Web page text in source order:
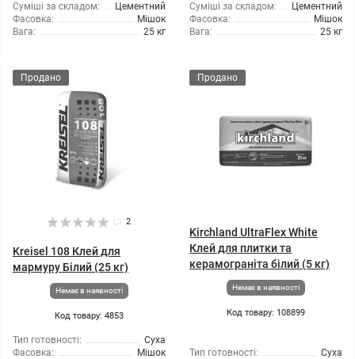
Суміші за складом:
Цементний
Фасовка:
Мішок
Вага:
25 кг
Суміші за складом:
Цементний
Фасовка:
Мішок
Вага:
25 кг
Продано
2
Kreisel 108 Клей для
мармуру Білий (25 кг)
Немає в наявності
Код товару: 4853
Тип готовності:
Суха
Фасовка:
Мішок
Продано
Kirchland UltraFlex White
Клей для плитки та
керамограніта білий (5 кг)
Немає в наявності
Код товару: 108899
Тип готовності:
Суха